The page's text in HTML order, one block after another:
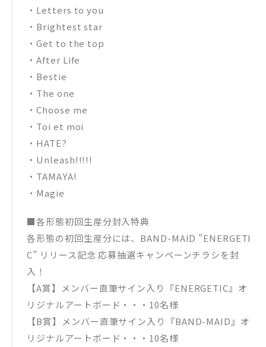
・Letters to you
・Brightest star
・Get to the top
・After Life
・Bestie
・The one
・Choose me
・Toi et moi
・HATE?
・Unleash!!!!!
・TAMAYA!
・Magie
■各形態初回生産分封入特典
各形態の初回生産分には、BAND-MAID ”ENERGETI
C” リリース記念 応募抽選キャンペーンチラシを封
入！
【A賞】メンバー直筆サイン入り『ENERGETIC』オ
リジナルアートボード・・・10名様
【B賞】メンバー直筆サイン入り『BAND-MAID』オ
リジナルアートボード・・・10名様